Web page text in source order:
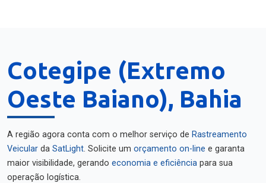
Cotegipe (Extremo
Oeste Baiano), Bahia
A região agora conta com o melhor serviço de Rastreamento
Veicular da SatLight. Solicite um orçamento on-line e garanta
maior visibilidade, gerando economia e eficiência para sua
operação logística.